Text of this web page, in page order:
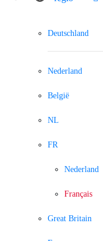
Deutschland
Nederland
België
NL
FR
Nederland
Français
Great Britain